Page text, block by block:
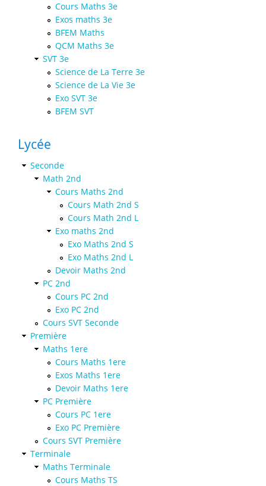
Cours Maths 3e
Exos maths 3e
BFEM Maths
QCM Maths 3e
SVT 3e
Science de La Terre 3e
Science de La Vie 3e
Exo SVT 3e
BFEM SVT
Lycée
Seconde
Math 2nd
Cours Maths 2nd
Cours Math 2nd S
Cours Math 2nd L
Exo maths 2nd
Exo Maths 2nd S
Exo Maths 2nd L
Devoir Maths 2nd
PC 2nd
Cours PC 2nd
Exo PC 2nd
Cours SVT Seconde
Première
Maths 1ere
Cours Maths 1ere
Exos Maths 1ere
Devoir Maths 1ere
PC Première
Cours PC 1ere
Exo PC Première
Cours SVT Première
Terminale
Maths Terminale
Cours Maths TS